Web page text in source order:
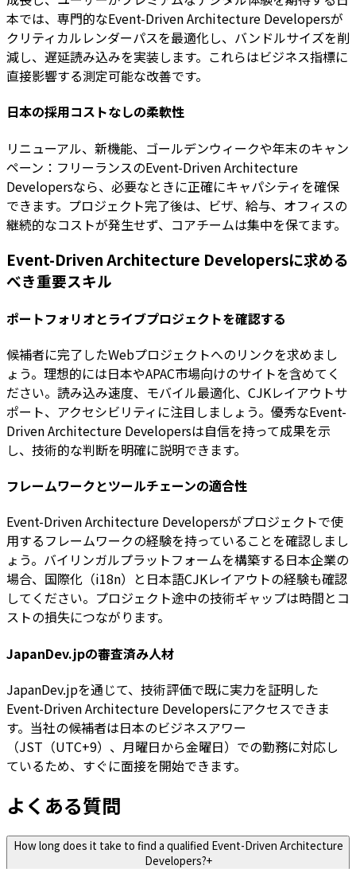
本では、専門的なEvent-Driven Architecture Developersが
クリティカルレンダーパスを最適化し、バンドルサイズを削
減し、遅延読み込みを実装します。これらはビジネス指標に
直接影響する測定可能な改善です。
日本の採用コストなしの柔軟性
リニューアル、新機能、ゴールデンウィークや年末のキャン
ペーン：フリーランスのEvent-Driven Architecture
Developersなら、必要なときに正確にキャパシティを確保
できます。プロジェクト完了後は、ビザ、給与、オフィスの
継続的なコストが発生せず、コアチームは集中を保てます。
Event-Driven Architecture Developersに求める
べき重要スキル
ポートフォリオとライブプロジェクトを確認する
候補者に完了したWebプロジェクトへのリンクを求めまし
ょう。理想的には日本やAPAC市場向けのサイトを含めてく
ださい。読み込み速度、モバイル最適化、CJKレイアウトサ
ポート、アクセシビリティに注目しましょう。優秀なEvent-
Driven Architecture Developersは自信を持って成果を示
し、技術的な判断を明確に説明できます。
フレームワークとツールチェーンの適合性
Event-Driven Architecture Developersがプロジェクトで使
用するフレームワークの経験を持っていることを確認しまし
ょう。バイリンガルプラットフォームを構築する日本企業の
場合、国際化（i18n）と日本語CJKレイアウトの経験も確認
してください。プロジェクト途中の技術ギャップは時間とコ
ストの損失につながります。
JapanDev.jpの審査済み人材
JapanDev.jpを通じて、技術評価で既に実力を証明した
Event-Driven Architecture Developersにアクセスできま
す。当社の候補者は日本のビジネスアワー
（JST（UTC+9）、月曜日から金曜日）での勤務に対応し
ているため、すぐに面接を開始できます。
よくある質問
How long does it take to find a qualified Event-Driven Architecture
Developers?+